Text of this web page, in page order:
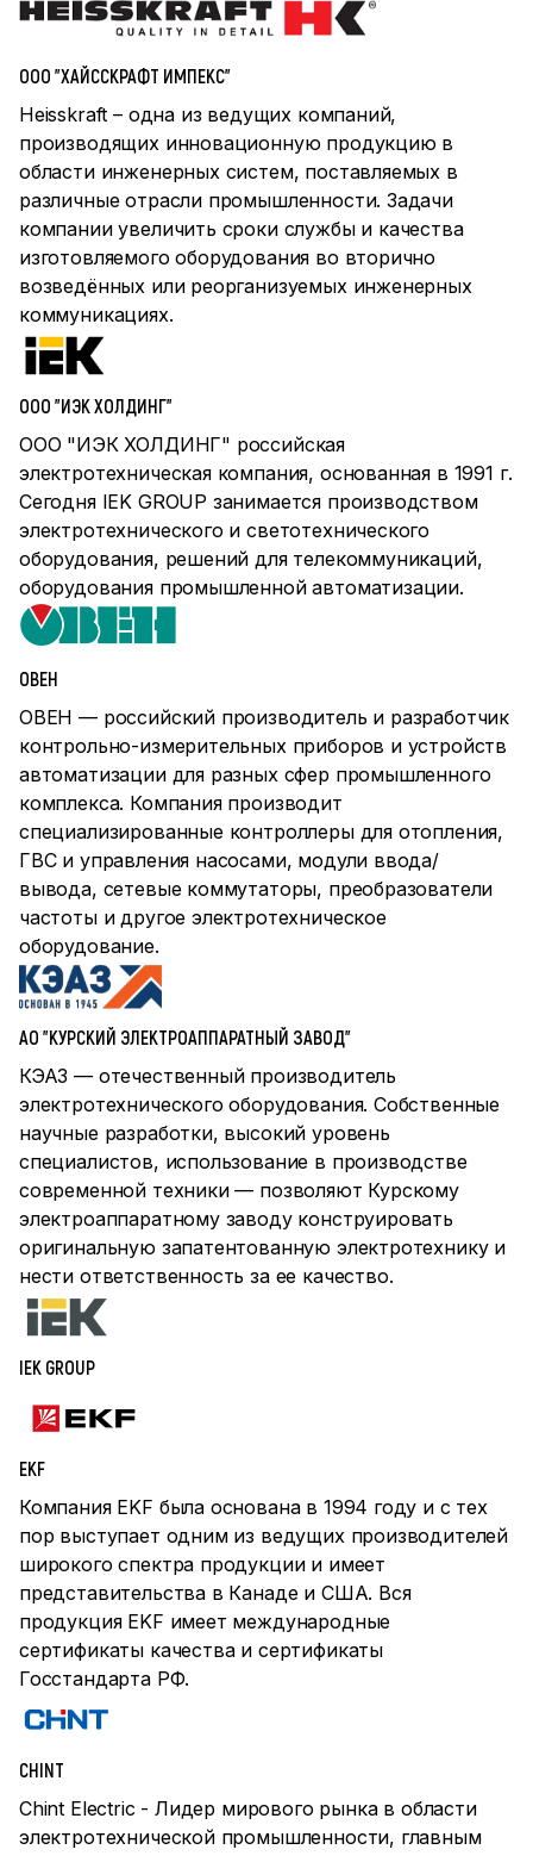
ООО "ХАЙССКРАФТ ИМПЕКС"
Heisskraft – одна из ведущих компаний,
производящих инновационную продукцию в
области инженерных систем, поставляемых в
различные отрасли промышленности. Задачи
компании увеличить сроки службы и качества
изготовляемого оборудования во вторично
возведённых или реорганизуемых инженерных
коммуникациях.
ООО "ИЭК ХОЛДИНГ"
ООО "ИЭК ХОЛДИНГ" российская
электротехническая компания, основанная в 1991 г.
Сегодня IEK GROUP занимается производством
электротехнического и светотехнического
оборудования, решений для телекоммуникаций,
оборудования промышленной автоматизации.
ОВЕН
ОВЕН — российский производитель и разработчик
контрольно-измерительных приборов и устройств
автоматизации для разных сфер промышленного
комплекса. Компания производит
специализированные контроллеры для отопления,
ГВС и управления насосами, модули ввода/
вывода, сетевые коммутаторы, преобразователи
частоты и другое электротехническое
оборудование.
АО "КУРСКИЙ ЭЛЕКТРОАППАРАТНЫЙ ЗАВОД"
КЭАЗ — отечественный производитель
электротехнического оборудования. Собственные
научные разработки, высокий уровень
специалистов, использование в производстве
современной техники — позволяют Курскому
электроаппаратному заводу конструировать
оригинальную запатентованную электротехнику и
нести ответственность за ее качество.
IEK GROUP
EKF
Компания EKF была основана в 1994 году и с тех
пор выступает одним из ведущих производителей
широкого спектра продукции и имеет
представительства в Канаде и США. Вся
продукция EKF имеет международные
сертификаты качества и сертификаты
Госстандарта РФ.
CHINT
Chint Electric - Лидер мирового рынка в области
электротехнической промышленности, главным